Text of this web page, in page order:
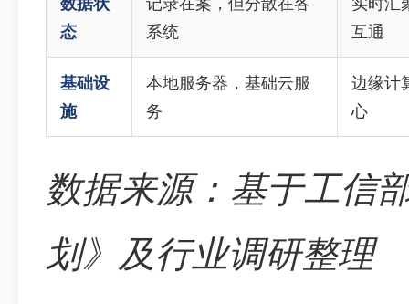
态
系统
互通
基础设
施
本地服务器，基础云服
务
边缘计
心
数据来源：基于工信
划》及行业调研整理